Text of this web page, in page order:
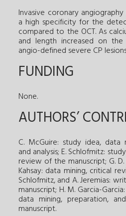
Invasive coronary
a high specificity for the
compared to the OCT. As
and length increased on
angio-defined severe CP
FUNDING
None.
AUTHORS’
C. McGuire: study idea, data
and analysis; E. Schlofmitz:
review of the manuscript; G. D.
Kahsay: data mining, critical
Schlofmitz, and A. Jeremias:
manuscript; H. M. Garcia-
data mining, preparation,
manuscript.